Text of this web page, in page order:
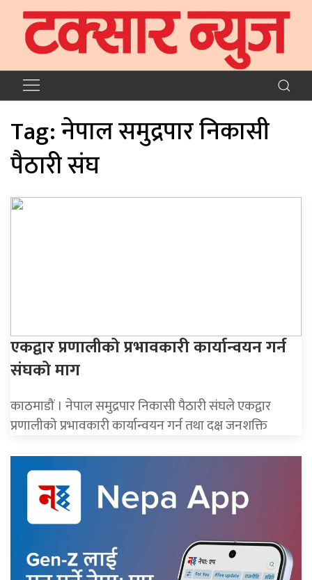
Tag:नेपाल समुद्रपार निकासी
पैठारी संघ
एकद्वार प्रणालीको प्रभावकारी कार्यान्वयन गर्न
संघको माग
काठमाडौं । नेपाल समुद्रपार निकासी पैठारी संघले एकद्वार
प्रणालीको प्रभावकारी कार्यान्वयन गर्न तथा दक्ष जनशक्ति